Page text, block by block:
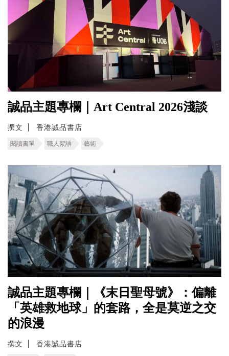
誠品主題專欄｜Art Central 2026淺談
撰文 香港誠品書店
閱讀書單 職人絮語 藝術
誠品主題專欄｜《末日聖母號》：偏離
「英雄救地球」的套路，全是莫逆之交
的浪漫
撰文 香港誠品書店